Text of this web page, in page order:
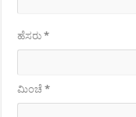
ಹೆಸರು*
ಮಿಂಚೆ*